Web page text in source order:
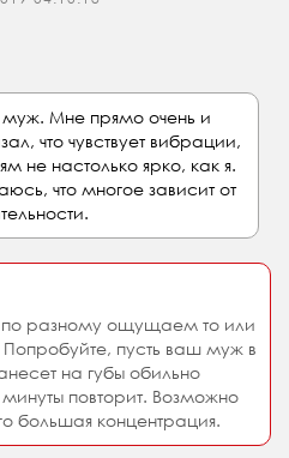
Мне прямо очень и
что чувствует вибрации,
не настолько ярко, как я.
что многое зависит от
разному ощущаем то или
Попробуйте, пусть ваш муж в
на губы обильно
повторит. Возможно
большая концентрация.